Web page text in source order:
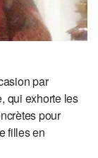
par
qui exhorte les
pour
filles en